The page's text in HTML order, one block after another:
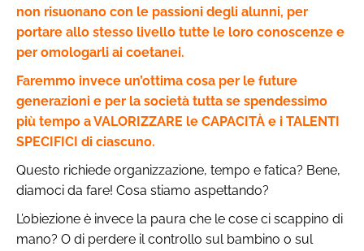
non risuonano con le passioni degli alunni, per
portare allo stesso livello tutte le loro conoscenze e
per omologarli ai coetanei.
Faremmo invece un’ottima cosa per le future
generazioni e per la società tutta se spendessimo
più tempo a VALORIZZARE le CAPACITÀ e i TALENTI
SPECIFICI di ciascuno.
Questo richiede organizzazione, tempo e fatica? Bene,
diamoci da fare! Cosa stiamo aspettando?
L’obiezione è invece la paura che le cose ci scappino di
mano? O di perdere il controllo sul bambino o sul